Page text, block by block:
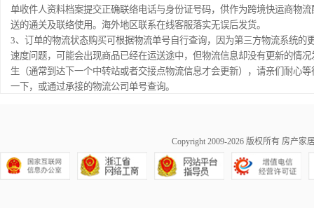
单收件人资料档案提交正确联络电话与身份证号码，供作为跨境快运商物流
送的通关及联络使用。海外地区联系在线客服落实无误后发货。
3、订单的物流状态购买可根据物流单号自行查询，因为第三方物流系统的
速度问题，可能会出现商品已经在运送途中，但物流信息却没有更新的情况
生（通常到达下一个中转站或者交接点物流信息才会更新），请亲们耐心等
一下，或通过承接的物流公司单号查询。
Copyright 2009-2026 版权所有 房产家